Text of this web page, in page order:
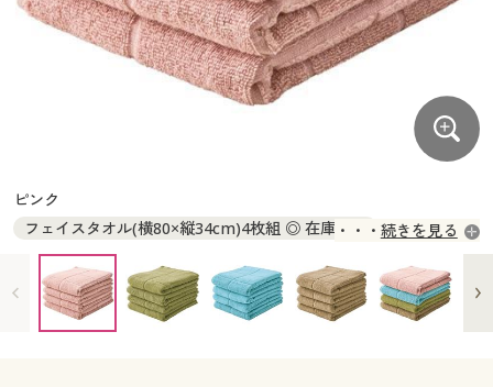
ジュニア・ティーンズ下着
大きいサイズ レディース服
大きいサイズ レディース下着
大きいサイズ 事務・制服
バーゲンセール
詳細検索
カタログ・チラシからのご注文
デジタルカタログ
カタログ無料プレゼント
大きいサイズ レディース下着
大きいサイズ メンズ
シークレットセール
商品カテゴリ一覧
カタログ無料プレゼント
会員メニュー
ピンク
フェイスタオル(横80×縦34cm)4枚組 ◎ 在庫あり
バスタオル(横120×縦60cm)4枚組 ◎ 在庫あり
続きを見る